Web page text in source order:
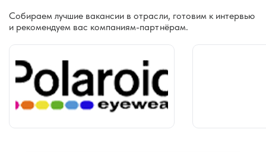
Собираем лучшие вакансии в отрасли, готовим к интервью
и рекомендуем вас компаниям-партнёрам.